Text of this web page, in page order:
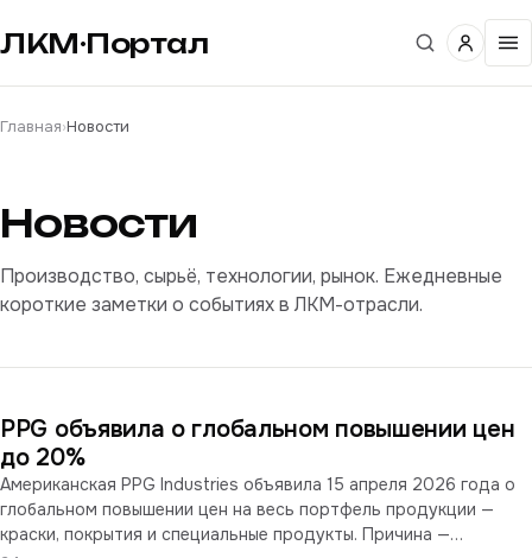
ЛКМ·Портал
Главная›Новости
Новости
Производство, сырьё, технологии, рынок. Ежедневные
короткие заметки о событиях в ЛКМ-отрасли.
PPG объявила о глобальном повышении цен
до 20%
Американская PPG Industries объявила 15 апреля 2026 года о
глобальном повышении цен на весь портфель продукции —
краски, покрытия и специальные продукты. Причина —